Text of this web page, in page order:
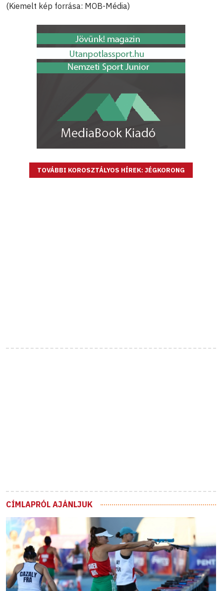
(Kiemelt kép forrása: MOB-Média)
TOVÁBBI KOROSZTÁLYOS HÍREK: JÉGKORONG
CÍMLAPRÓL AJÁNLJUK